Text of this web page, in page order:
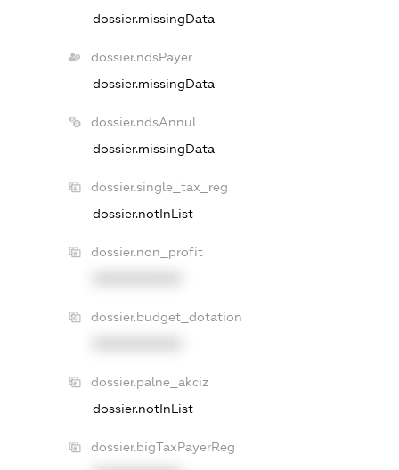
dossier.missingData
dossier.ndsPayer
dossier.missingData
dossier.ndsAnnul
dossier.missingData
dossier.single_tax_reg
dossier.notInList
dossier.non_profit
dossier.budget_dotation
dossier.palne_akciz
dossier.notInList
dossier.bigTaxPayerReg